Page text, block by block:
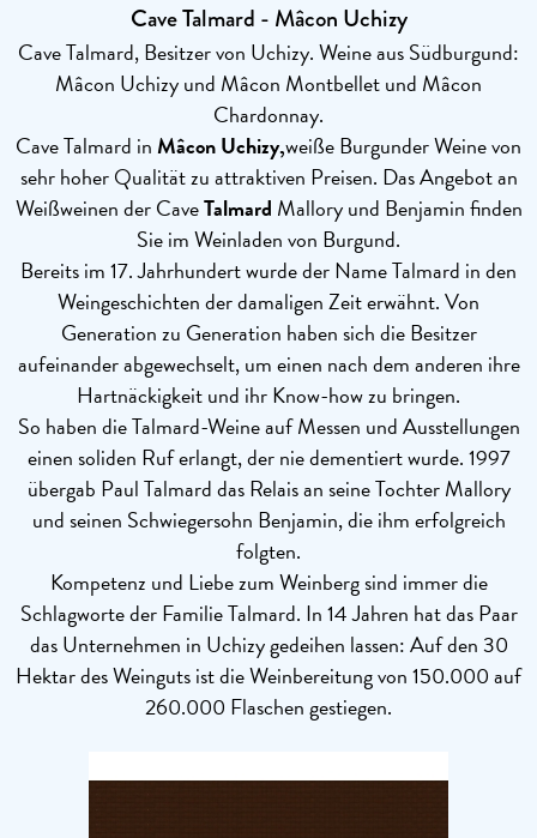
Cave Talmard - Mâcon Uchizy
Cave Talmard, Besitzer von Uchizy. Weine aus Südburgund:
Mâcon Uchizy und Mâcon Montbellet und Mâcon
Chardonnay.
Cave Talmard inMâcon Uchizy,weiße Burgunder Weine von
sehr hoher Qualität zu attraktiven Preisen. Das Angebot an
Weißweinen der CaveTalmard Mallory und Benjamin finden
Sie im Weinladen von Burgund.
Bereits im 17. Jahrhundert wurde der Name Talmard in den
Weingeschichten der damaligen Zeit erwähnt. Von
Generation zu Generation haben sich die Besitzer
aufeinander abgewechselt, um einen nach dem anderen ihre
Hartnäckigkeit und ihr Know-how zu bringen.
So haben die Talmard-Weine auf Messen und Ausstellungen
einen soliden Ruf erlangt, der nie dementiert wurde. 1997
übergab Paul Talmard das Relais an seine Tochter Mallory
und seinen Schwiegersohn Benjamin, die ihm erfolgreich
folgten.
Kompetenz und Liebe zum Weinberg sind immer die
Schlagworte der Familie Talmard. In 14 Jahren hat das Paar
das Unternehmen in Uchizy gedeihen lassen: Auf den 30
Hektar des Weinguts ist die Weinbereitung von 150.000 auf
260.000 Flaschen gestiegen.